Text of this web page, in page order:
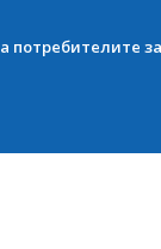
потребителите